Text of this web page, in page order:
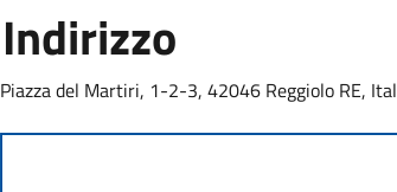
Indirizzo
Piazza del Martiri, 1-2-3, 42046 Reggiolo RE,